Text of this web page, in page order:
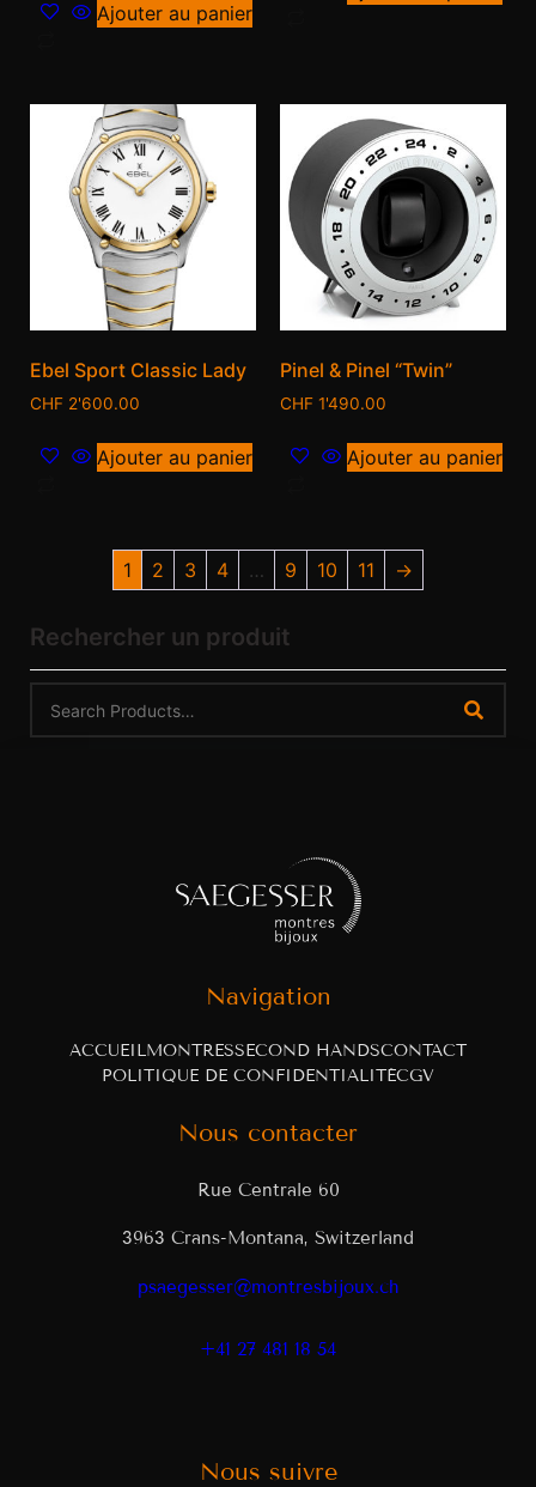
Ajouter au panier
Ebel Sport Classic Lady
CHF 2'600.00
Ajouter au panier
Pinel & Pinel “Twin”
CHF 1'490.00
Ajouter au panier
1 2 3 4 … 9 10 11 →
Rechercher un produit
Navigation
ACCUEILMONTRESSECOND HANDSCONTACT
POLITIQUE DE CONFIDENTIALITÉCGV
Nous contacter
Rue Centrale 60
3963 Crans-Montana, Switzerland
psaegesser@montresbijoux.ch
+41 27 481 18 54
Nous suivre